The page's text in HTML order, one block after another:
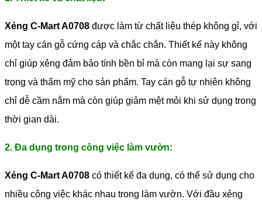
Xẻng C-Mart A0708 được làm từ chất liệu thép không gỉ, với
một tay cán gỗ cứng cáp và chắc chắn. Thiết kế này không
chỉ giúp xẻng đảm bảo tính bền bỉ mà còn mang lại sự sang
trọng và thẩm mỹ cho sản phẩm. Tay cán gỗ tự nhiên không
chỉ dễ cầm nắm mà còn giúp giảm mệt mỏi khi sử dụng trong
thời gian dài.
2. Đa dụng trong công việc làm vườn:
Xẻng C-Mart A0708 có thiết kế đa dụng, có thể sử dụng cho
nhiều công việc khác nhau trong làm vườn. Với đầu xẻng